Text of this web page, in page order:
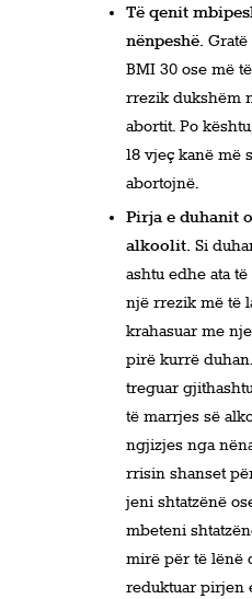
Të qenit
nënpeshë. Gratë
BMI 30 ose më
rrezik dukshëm
abortit. Po
18 vjeç kanë më
abortojnë.
Pirja e duhanit
alkoolit. Si
ashtu edhe ata
një rrezik më të
krahasuar me
pirë kurrë
treguar
të marrjes së
ngjizjes nga
rrisin shanset
jeni shtatzënë
mbeteni
mirë për të lënë
reduktuar pirjen